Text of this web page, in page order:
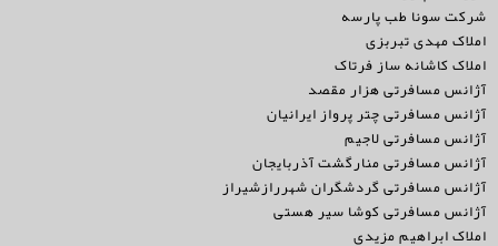
شرکت سونا طب پارسه
املاک مهدی تبربزی
املاک کاشانه ساز فرتاک
آژانس مسافرتی هزار مقصد
آژانس مسافرتی چتر پرواز ایرانیان
آژانس مسافرتی لاجیم
آژانس مسافرتی منارگشت آذربایجان
آژانس مسافرتی گردشگران شهررازشیراز
آژانس مسافرتی کوشا سیر هستی
املاک ابراهیم مزیدی